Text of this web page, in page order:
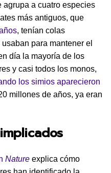
agrupa a cuatro especies
más antiguos, que
, tenían colas
para mantener el
día la mayoría de los
y casi todos los monos,
los simios aparecieron
millones de años, ya eran
Nature explica cómo